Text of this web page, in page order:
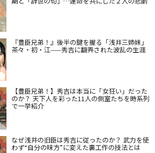
『豊臣兄弟！』後半の鍵を握る「浅井三姉妹」
茶々・初・江——秀吉に翻弄された波乱の生涯
【豊臣兄弟！】秀吉は本当に「女狂い」だった
のか？ 天下人を彩った11人の側室たちを時系列
で一挙紹介
なぜ浅井の旧臣は秀吉に従ったのか？ 武力を使
わず“自分の味方”に変えた裏工作の技法とは